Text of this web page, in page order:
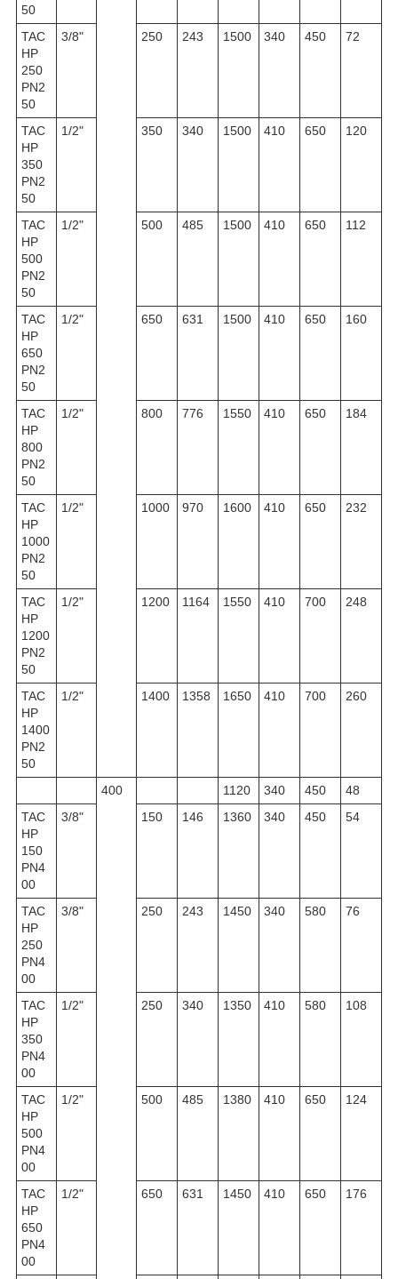
50
TAC
HP
250
PN2
50
3/8" 250 243 1500 340 450 72
TAC
HP
350
PN2
50
1/2" 350 340 1500 410 650 120
TAC
HP
500
PN2
50
1/2" 500 485 1500 410 650 112
TAC
HP
650
PN2
50
1/2" 650 631 1500 410 650 160
TAC
HP
800
PN2
50
1/2" 800 776 1550 410 650 184
TAC
HP
1000
PN2
50
1/2" 1000 970 1600 410 650 232
TAC
HP
1200
PN2
50
1/2" 1200 1164 1550 410 700 248
TAC
HP
1400
PN2
50
1/2" 1400 1358 1650 410 700 260
400 1120 340 450
48
TAC
HP
150
PN4
00
3/8" 150 146 1360 340 450 54
TAC
HP
250
PN4
00
3/8" 250 243 1450 340 580 76
TAC
HP
350
PN4
00
1/2" 250 340 1350 410 580 108
TAC
HP
500
PN4
00
1/2" 500 485 1380 410 650 124
TAC
HP
650
PN4
00
1/2" 650 631 1450 410 650 176